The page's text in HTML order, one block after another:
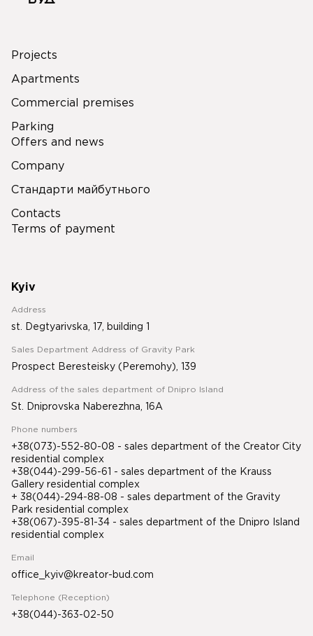
Projects
Apartments
Commercial premises
Parking
Offers and news
Company
Стандарти майбутнього
Contacts
Terms of payment
Kyiv
Address
st. Degtyarivska, 17, building 1
Sales Department Address of Gravity Park
Prospect Beresteisky (Peremohy), 139
Address of the sales department of Dnipro Island
St. Dniprovska Naberezhna, 16A
Phone numbers
+38(073)-552-80-08 - sales department of the Creator City
residential complex
+38(044)-299-56-61 - sales department of the Krauss
Gallery residential complex
+ 38(044)-294-88-08 - sales department of the Gravity
Park residential complex
+38(067)-395-81-34 - sales department of the Dnipro Island
residential complex
Email
office_kyiv@kreator-bud.com
Telephone (Reception)
+38(044)-363-02-50